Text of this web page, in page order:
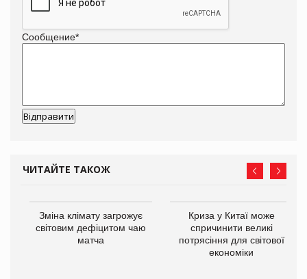
Сообщение*
ЧИТАЙТЕ ТАКОЖ
Зміна клімату загрожує
світовим дефіцитом чаю
матча
Криза у Китаї може
спричинити великі
потрясіння для світової
економіки